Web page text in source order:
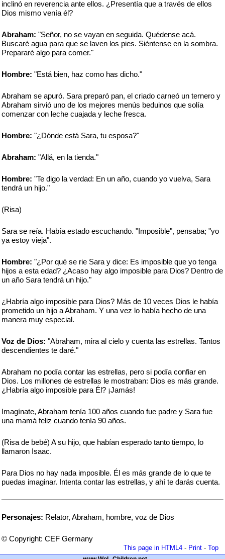
inclinó en reverencia ante ellos. ¿Presentía que a través de ellos
Dios mismo venía él?
Abraham: "Señor, no se vayan en seguida. Quédense acá.
Buscaré agua para que se laven los pies. Siéntense en la sombra.
Prepararé algo para comer."
Hombre: "Está bien, haz como has dicho."
Abraham se apuró. Sara preparó pan, el criado carneó un ternero y
Abraham sirvió uno de los mejores menús beduinos que solía
comenzar con leche cuajada y leche fresca.
Hombre: "¿Dónde está Sara, tu esposa?"
Abraham: "Allá, en la tienda."
Hombre: "Te digo la verdad: En un año, cuando yo vuelva, Sara
tendrá un hijo."
(Risa)
Sara se reía. Había estado escuchando. "Imposible", pensaba; "yo
ya estoy vieja".
Hombre: "¿Por qué se rie Sara y dice: Es imposible que yo tenga
hijos a esta edad? ¿Acaso hay algo imposible para Dios? Dentro de
un año Sara tendrá un hijo."
¿Habría algo imposible para Dios? Más de 10 veces Dios le había
prometido un hijo a Abraham. Y una vez lo había hecho de una
manera muy especial.
Voz de Dios: "Abraham, mira al cielo y cuenta las estrellas. Tantos
descendientes te daré."
Abraham no podía contar las estrellas, pero si podía confiar en
Dios. Los millones de estrellas le mostraban: Dios es más grande.
¿Habría algo imposible para Él? ¡Jamás!
Imagínate, Abraham tenía 100 años cuando fue padre y Sara fue
una mamá feliz cuando tenía 90 años.
(Risa de bebé) A su hijo, que habían esperado tanto tiempo, lo
llamaron Isaac.
Para Dios no hay nada imposible. Él es más grande de lo que te
puedas imaginar. Intenta contar las estrellas, y ahí te darás cuenta.
Personajes: Relator, Abraham, hombre, voz de Dios
© Copyright: CEF Germany
This page in HTML4 - Print - Top